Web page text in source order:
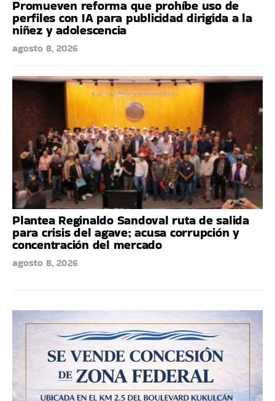
Promueven reforma que prohíbe uso de
perfiles con IA para publicidad dirigida a la
niñez y adolescencia
agosto 8, 2026
Plantea Reginaldo Sandoval ruta de salida
para crisis del agave; acusa corrupción y
concentración del mercado
agosto 8, 2026